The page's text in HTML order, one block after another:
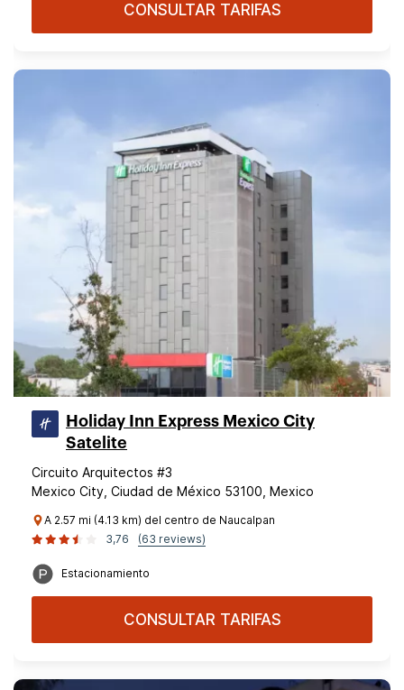
CONSULTAR TARIFAS
Holiday Inn Express Mexico City
Satelite
Circuito Arquitectos #3
Mexico City, Ciudad de México 53100, Mexico
A 2.57 mi (4.13 km) del centro de Naucalpan
3,76
(63 reviews)
Estacionamiento
CONSULTAR TARIFAS